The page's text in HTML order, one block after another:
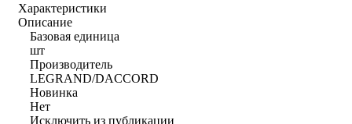
Характеристики
Описание
Базовая единица
шт
Производитель
LEGRAND/DACCORD
Новинка
Нет
Исключить из публикации